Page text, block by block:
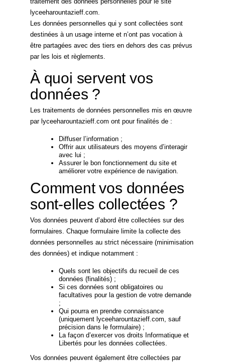
lyceeharountazieff.com.
Les données personnelles qui y sont collectées sont
destinées à un usage interne et n’ont pas vocation à
être partagées avec des tiers en dehors des cas prévus
par les lois et règlements.
À quoi servent vos
données ?
Les traitements de données personnelles mis en œuvre
par lyceeharountazieff.com ont pour finalités de :
Diffuser l’information ;
Offrir aux utilisateurs des moyens d’interagir
avec lui ;
Assurer le bon fonctionnement du site et
améliorer votre expérience de navigation.
Comment vos données
sont-elles collectées ?
Vos données peuvent d’abord être collectées sur des
formulaires. Chaque formulaire limite la collecte des
données personnelles au strict nécessaire (minimisation
des données) et indique notamment :
Quels sont les objectifs du recueil de ces
données (finalités) ;
Si ces données sont obligatoires ou
facultatives pour la gestion de votre demande
;
Qui pourra en prendre connaissance
(uniquement lyceeharountazieff.com, sauf
précision dans le formulaire) ;
La façon d’exercer vos droits Informatique et
Libertés pour les données collectées.
Vos données peuvent également être collectées par